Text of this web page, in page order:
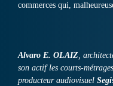
commerces qui,
Alvaro E. OLAIZ,
son actif les courts-
producteur audiovisuel